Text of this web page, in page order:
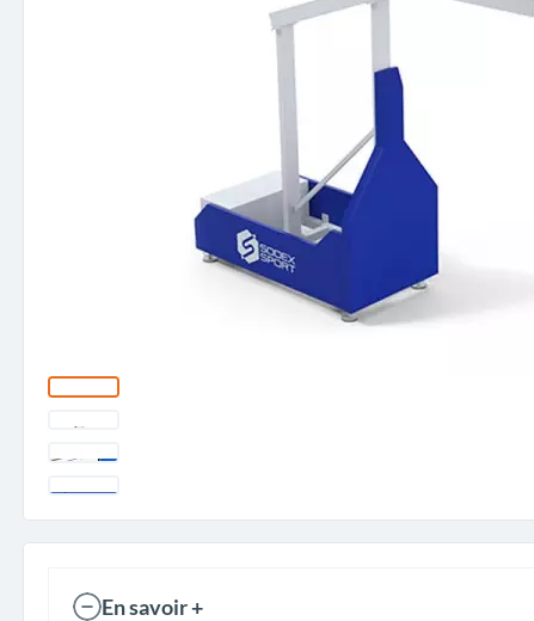
En savoir +